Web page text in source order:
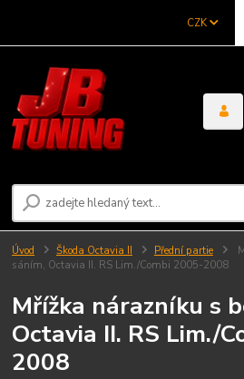
CZK
Úvod Škoda Octavia II Přední partie
sáním, Octavia II. RS Lim./Combi 2005-2008
Mřížka nárazníku s
Octavia II. RS Lim./
2008